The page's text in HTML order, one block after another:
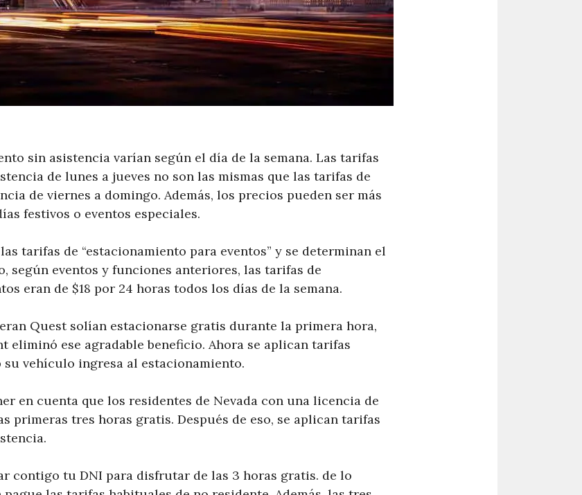
sin asistencia varían según el día de la semana. Las tarifas
de lunes a jueves no son las mismas que las tarifas de
de viernes a domingo. Además, los precios pueden ser más
festivos o eventos especiales.
tarifas de “estacionamiento para eventos” y se determinan el
según eventos y funciones anteriores, las tarifas de
eran de $18 por 24 horas todos los días de la semana.
Quest solían estacionarse gratis durante la primera hora,
eliminó ese agradable beneficio. Ahora se aplican tarifas
vehículo ingresa al estacionamiento.
en cuenta que los residentes de Nevada con una licencia de
primeras tres horas gratis. Después de eso, se aplican tarifas
contigo tu DNI para disfrutar de las 3 horas gratis. de lo